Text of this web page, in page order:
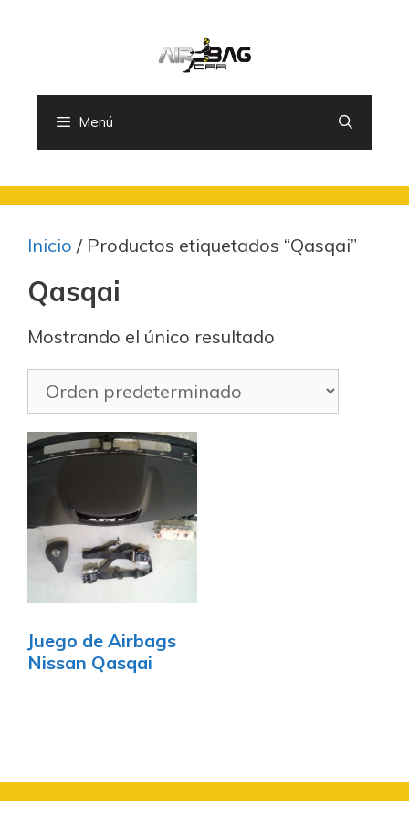
Menú
Inicio / Productos etiquetados “Qasqai”
Qasqai
Mostrando el único resultado
Juego de Airbags
Nissan Qasqai